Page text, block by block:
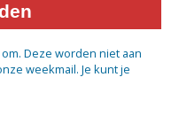
Deze worden niet aan
weekmail. Je kunt je